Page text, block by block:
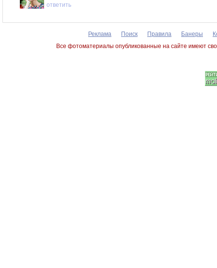
ответить
Реклама Поиск Правила Банеры
Все фотоматериалы опубликованные на сайте имеют